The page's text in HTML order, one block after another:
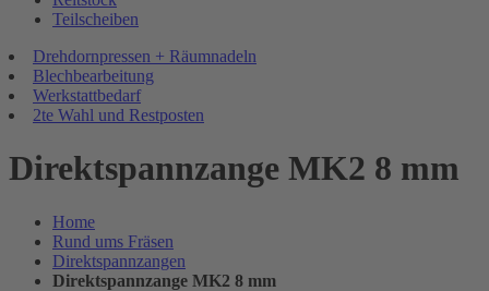
Teilscheiben
Drehdornpressen + Räumnadeln
Blechbearbeitung
Werkstattbedarf
2te Wahl und Restposten
Direktspannzange MK2 8 mm
Home
Rund ums Fräsen
Direktspannzangen
Direktspannzange MK2 8 mm